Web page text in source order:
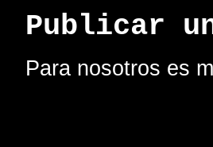
Publicar
Para nosotros es